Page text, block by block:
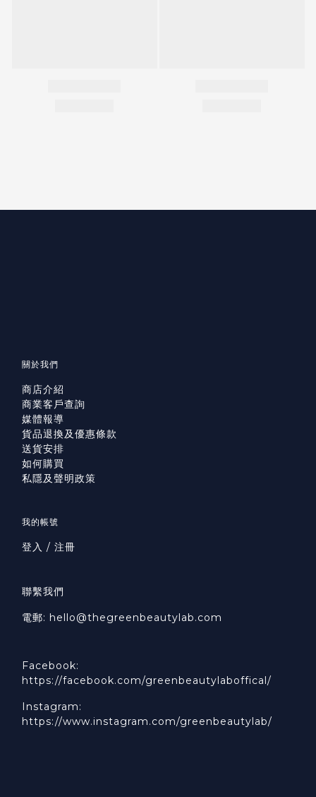
關於我們
商店介紹
商業客戶查詢
媒體報導
貨品退換及優惠條款
送貨安排
如何購買
私隱及聲明政策
我的帳號
登入 / 注冊
聯繫我們
電郵: hello@thegreenbeautylab.com
Facebook:
https://facebook.com/greenbeautylaboffical/
Instagram:
https://www.instagram.com/greenbeautylab/